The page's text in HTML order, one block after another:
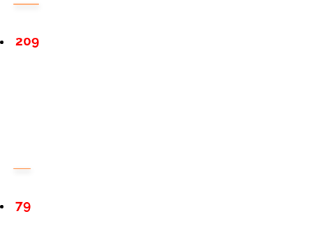
209
79